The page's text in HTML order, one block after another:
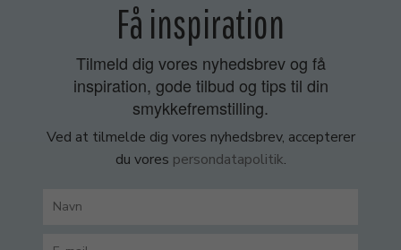
Få inspiration
Tilmeld dig vores nyhedsbrev og få
inspiration, gode tilbud og tips til din
smykkefremstilling.
Ved at tilmelde dig vores nyhedsbrev, accepterer
du vores persondatapolitik.